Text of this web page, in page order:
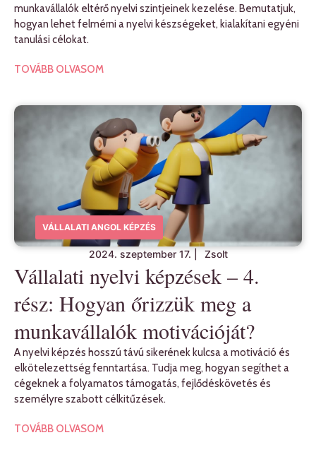
munkavállalók eltérő nyelvi szintjeinek kezelése. Bemutatjuk,
hogyan lehet felmérni a nyelvi készségeket, kialakítani egyéni
tanulási célokat.
TOVÁBB OLVASOM
VÁLLALATI ANGOL KÉPZÉS
2024. szeptember 17. Zsolt
Vállalati nyelvi képzések – 4.
rész: Hogyan őrizzük meg a
munkavállalók motivációját?
A nyelvi képzés hosszú távú sikerének kulcsa a motiváció és
elkötelezettség fenntartása. Tudja meg, hogyan segíthet a
cégeknek a folyamatos támogatás, fejlődéskövetés és
személyre szabott célkitűzések.
TOVÁBB OLVASOM